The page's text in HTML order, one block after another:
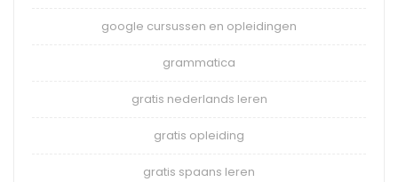
google cursussen en opleidingen
grammatica
gratis nederlands leren
gratis opleiding
gratis spaans leren